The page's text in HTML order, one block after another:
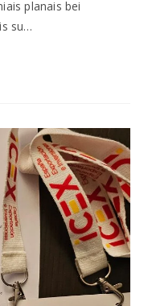
planais bei
su…